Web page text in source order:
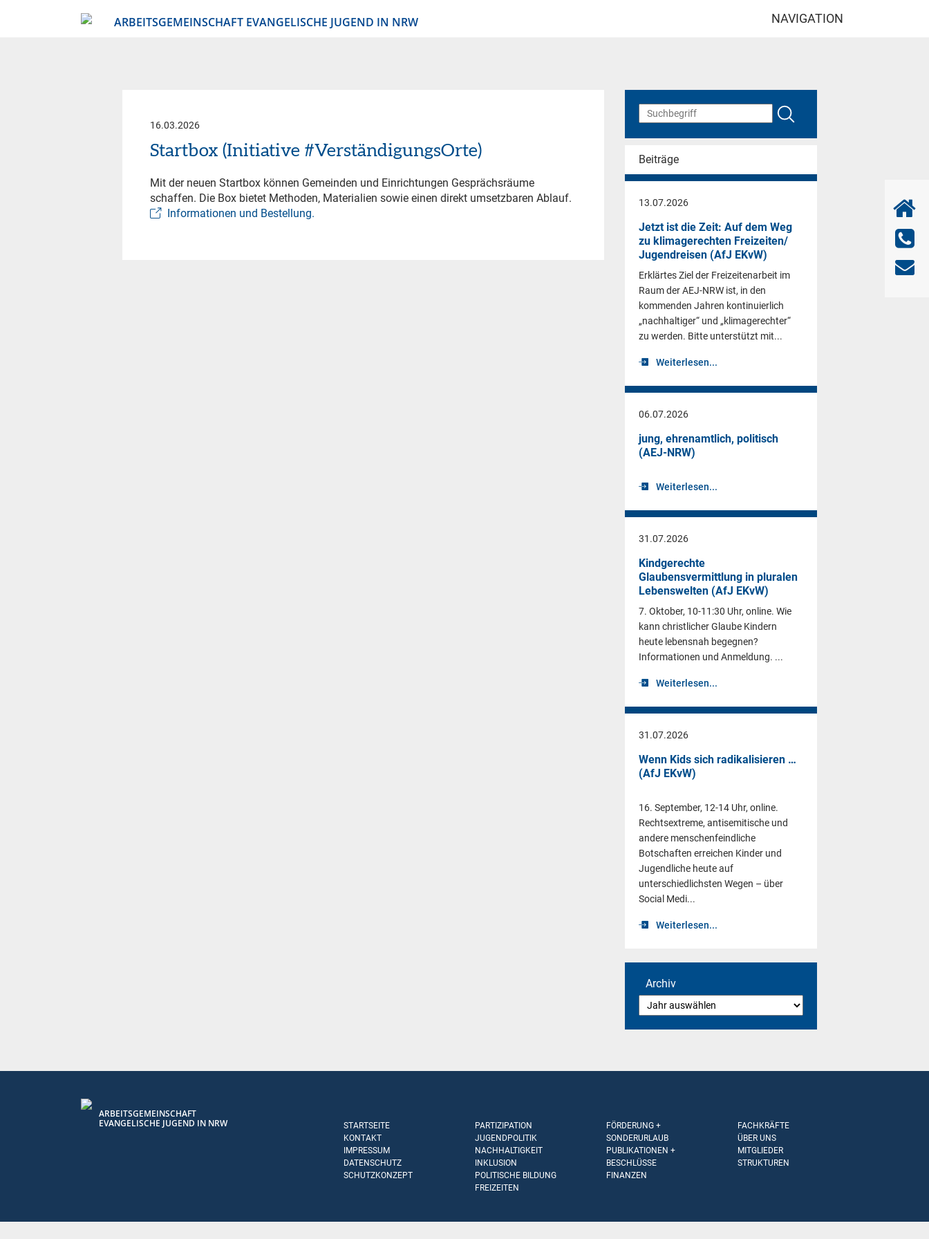
ARBEITSGEMEINSCHAFT EVANGELISCHE JUGEND IN NRW NAVIGATION
16.03.2026
Startbox (Initiative #VerständigungsOrte)
Mit der neuen Startbox können Gemeinden und Einrichtungen Gesprächsräume
schaffen. Die Box bietet Methoden, Materialien sowie einen direkt umsetzbaren Ablauf.
Informationen und Bestellung.
Beiträge
13.07.2026
Jetzt ist die Zeit: Auf dem Weg
zu klimagerechten Freizeiten/
Jugendreisen (AfJ EKvW)
Erklärtes Ziel der Freizeitenarbeit im
Raum der AEJ-NRW ist, in den
kommenden Jahren kontinuierlich
„nachhaltiger“ und „klimagerechter“
zu werden. Bitte unterstützt mit...
Weiterlesen...
06.07.2026
jung, ehrenamtlich, politisch
(AEJ-NRW)
Weiterlesen...
31.07.2026
Kindgerechte
Glaubensvermittlung in pluralen
Lebenswelten (AfJ EKvW)
7. Oktober, 10-11:30 Uhr, online. Wie
kann christlicher Glaube Kindern
heute lebensnah begegnen?
Informationen und Anmeldung. ...
Weiterlesen...
31.07.2026
Wenn Kids sich radikalisieren …
(AfJ EKvW)
16. September, 12-14 Uhr, online.
Rechtsextreme, antisemitische und
andere menschenfeindliche
Botschaften erreichen Kinder und
Jugendliche heute auf
unterschiedlichsten Wegen – über
Social Medi...
Weiterlesen...
Archiv
ARBEITSGEMEINSCHAFT
EVANGELISCHE JUGEND IN NRW
STARTSEITE
KONTAKT
IMPRESSUM
DATENSCHUTZ
SCHUTZKONZEPT
PARTIZIPATION
JUGENDPOLITIK
NACHHALTIGKEIT
INKLUSION
POLITISCHE BILDUNG
FREIZEITEN
FÖRDERUNG +
SONDERURLAUB
PUBLIKATIONEN +
BESCHLÜSSE
FINANZEN
FACHKRÄFTE
ÜBER UNS
MITGLIEDER
STRUKTUREN